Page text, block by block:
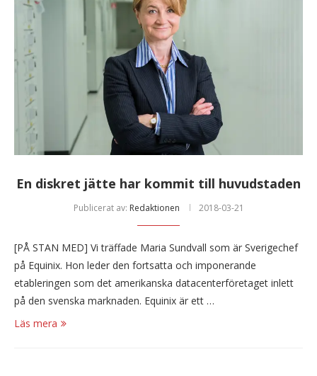
En diskret jätte har kommit till huvudstaden
Publicerat av: Redaktionen 2018-03-21
[PÅ STAN MED] Vi träffade Maria Sundvall som är Sverigechef
på Equinix. Hon leder den fortsatta och imponerande
etableringen som det amerikanska datacenterföretaget inlett
på den svenska marknaden. Equinix är ett …
Läs mera